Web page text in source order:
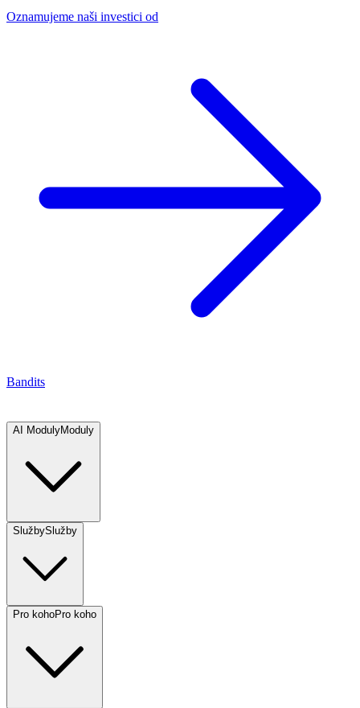
Oznamujeme naši investici od
Bandits
AI ModulyModuly
SlužbySlužby
Pro kohoPro koho